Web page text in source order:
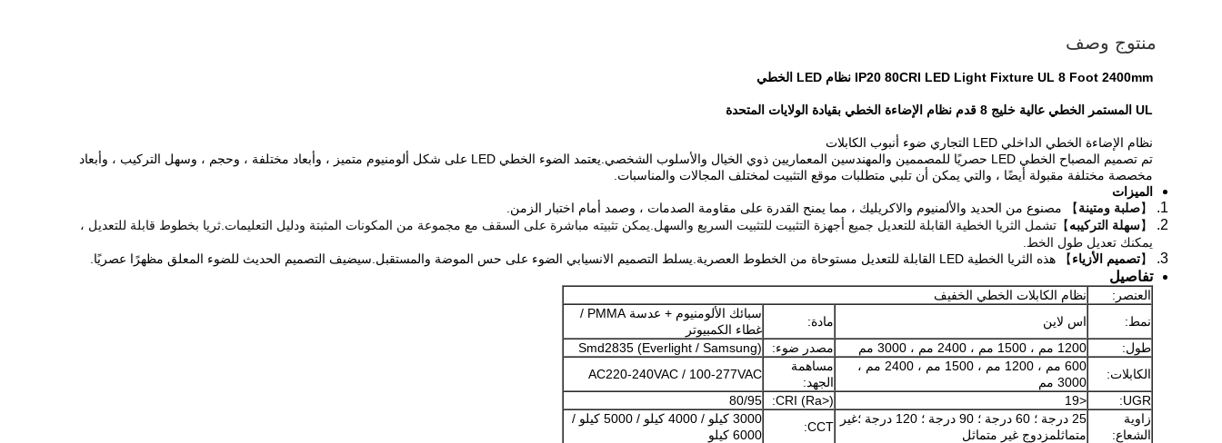
منتوج وصف
IP20 80CRI LED Light Fixture UL 8 Foot 2400mm نظام LED الخطي
UL المستمر الخطي عالية خليج 8 قدم نظام الإضاءة الخطي بقيادة الولايات المتحدة
نظام الإضاءة الخطي الداخلي LED التجاري ضوء أنبوب الكابلات
تم تصميم المصباح الخطي LED حصريًا للمصممين والمهندسين المعماريين ذوي الخيال والأسلوب الشخصي.يعتمد الضوء الخطي LED على شكل ألومنيوم متميز ، وأبعاد مختلفة ، وحجم ، وسهل التركيب ، وأبعاد
مخصصة مختلفة مقبولة أيضًا ، والتي يمكن أن تلبي متطلبات موقع التثبيت لمختلف المجالات والمناسبات.
الميزات
【صلبة ومتينة】 مصنوع من الحديد والألمنيوم والاكريليك ، مما يمنح القدرة على مقاومة الصدمات ، وصمد أمام اختبار الزمن.
【سهلة التركيبه】 تشمل الثريا الخطية القابلة للتعديل جميع أجهزة التثبيت للتثبيت السريع والسهل.يمكن تثبيته مباشرة على السقف مع مجموعة من المكونات المثبتة ودليل التعليمات.ثريا بخطوط قابلة للتعديل ،
يمكنك تعديل طول الخط.
【تصميم الأزياء】 هذه الثريا الخطية LED القابلة للتعديل مستوحاة من الخطوط العصرية.يسلط التصميم الانسيابي الضوء على حس الموضة والمستقبل.سيضيف التصميم الحديث للضوء المعلق مظهرًا عصريًا.
تفاصيل
العنصر:
نظام الكابلات الخطي الخفيف
نمط:
اس لاين مادة:
سبائك الألومنيوم + عدسة PMMA /
غطاء الكمبيوتر
طول:
1200 مم ، 1500 مم ، 2400 مم ، 3000 مم مصدر ضوء:
Smd2835 (Everlight / Samsung)
الكابلات:
600 مم ، 1200 مم ، 1500 مم ، 2400 مم ،
3000 مم
مساهمة
الجهد:
AC220-240VAC / 100-277VAC
UGR:
<19
CRI (Ra>):
80/95
زاوية
الشعاع:
25 درجة ؛ 60 درجة ؛ 90 درجة ؛ 120 درجة ؛غير
متماثلمزدوج غير متماثل
CCT:
3000 كيلو / 4000 كيلو / 5000 كيلو /
6000 كيلو